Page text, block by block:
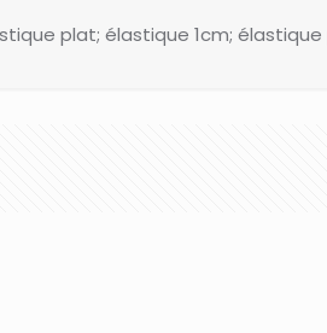
plat; élastique 1cm; élastique